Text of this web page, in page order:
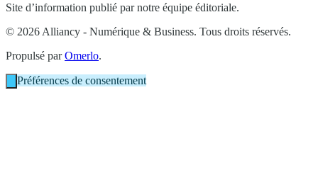
Site d’information publié par notre équipe éditoriale.
© 2026 Alliancy - Numérique & Business. Tous droits réservés.
Propulsé parOmerlo.
Préférences de consentement